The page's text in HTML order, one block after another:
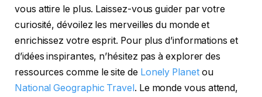
vous attire le plus. Laissez-vous guider par votre
curiosité, dévoilez les merveilles du monde et
enrichissez votre esprit. Pour plus d’informations et
d’idées inspirantes, n’hésitez pas à explorer des
ressources comme le site de Lonely Planetou
National Geographic Travel . Le monde vous attend,